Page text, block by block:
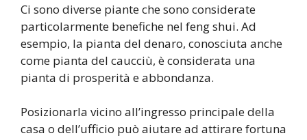
Ci sono diverse piante che sono considerate
particolarmente benefiche nel feng shui. Ad
esempio, la pianta del denaro, conosciuta anche
come pianta del caucciù, è considerata una
pianta di prosperità e abbondanza.
Posizionarla vicino all’ingresso principale della
casa o dell’ufficio può aiutare ad attirare fortuna